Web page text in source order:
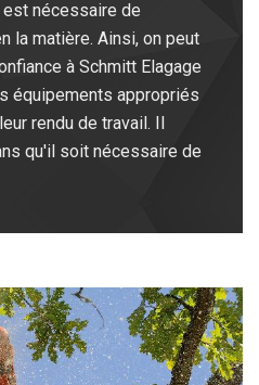
nécessaire de
la matière. Ainsi, on peut
à Schmitt Elagage
équipements appropriés
rendu de travail. Il
qu'il soit nécessaire de